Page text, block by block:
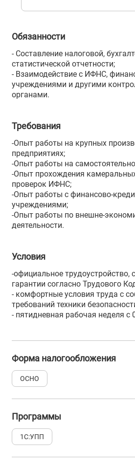
Обязанности
- Составление налоговой,
статистической отчетности;
- Взаимодействие с ИФНС,
учреждениями и другими
органами.
Требования
-Опыт работы на крупных
предприятиях;
-Опыт работы на
-Опыт прохождения
проверок ИФНС;
-Опыт работы с финансово-
учреждениями;
-Опыт работы по внешне-
деятельности.
Условия
-официальное трудоустройство,
гарантии согласно Трудового
- комфортные условия труда с
требований техники
- пятидневная рабочая неделя с
Форма налогообложения
ОСНО
Программы
1С:УПП